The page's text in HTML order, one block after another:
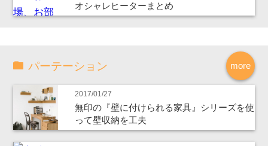
オシャレヒーターまとめ
more
パーテーション
2017/01/27
無印の『壁に付けられる家具』シリーズを使
って壁収納を工夫